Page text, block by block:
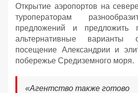
Открытие аэропортов на
туроператорам
предложений и предложить
альтернативные варианты
посещение Александрии и
побережье Средиземного моря.
«Агентство также готово